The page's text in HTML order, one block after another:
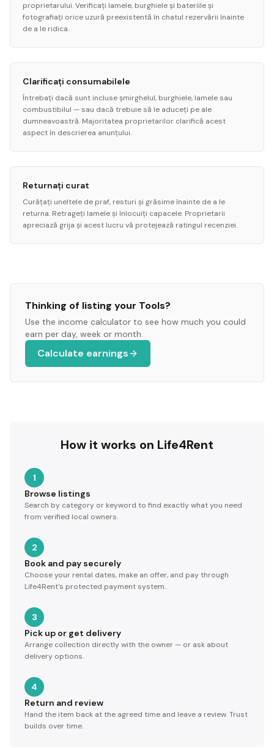
proprietarului. Verificați lamele, burghiele și bateriile și
fotografiați orice uzură preexistentă în chatul rezervării înainte
de a le ridica.
Clarificați consumabilele
Întrebați dacă sunt incluse șmirghelul, burghiele, lamele sau
combustibilul — sau dacă trebuie să le aduceți pe ale
dumneavoastră. Majoritatea proprietarilor clarifică acest
aspect în descrierea anunțului.
Returnați curat
Curățați uneltele de praf, resturi și grăsime înainte de a le
returna. Retrageți lamele și înlocuiți capacele. Proprietarii
apreciază grija și acest lucru vă protejează ratingul recenziei.
Thinking of listing your Tools?
Use the income calculator to see how much you could
earn per day, week or month.
Calculate earnings
How it works on Life4Rent
1
Browse listings
Search by category or keyword to find exactly what you need
from verified local owners.
2
Book and pay securely
Choose your rental dates, make an offer, and pay through
Life4Rent's protected payment system.
3
Pick up or get delivery
Arrange collection directly with the owner — or ask about
delivery options.
4
Return and review
Hand the item back at the agreed time and leave a review. Trust
builds over time.